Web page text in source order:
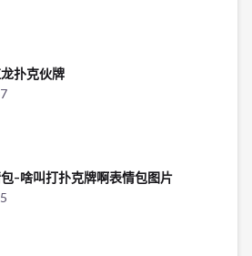
扑克伙牌
-啥叫打扑克牌啊表情包图片